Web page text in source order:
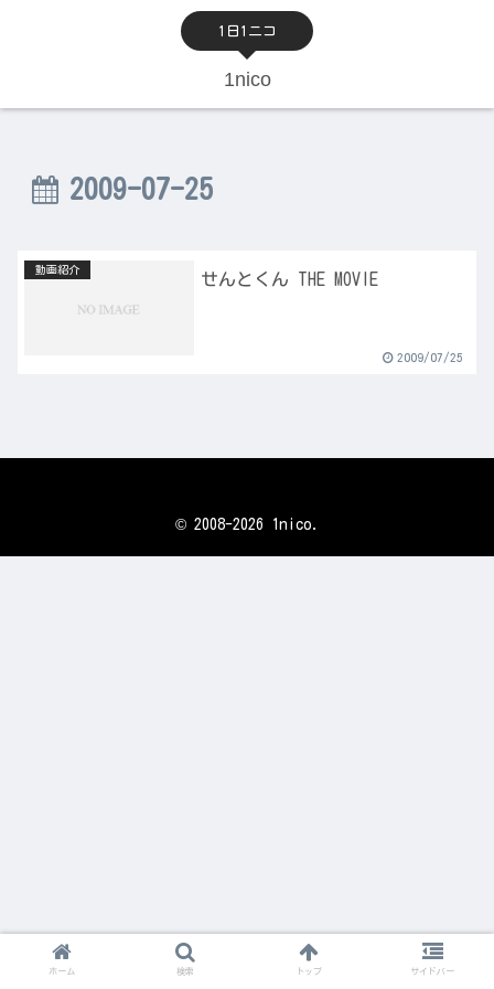
1日1ニコ
1nico
2009-07-25
動画紹介
せんとくん THE MOVIE
2009/07/25
© 2008-2026 1nico.
ホーム 検索 トップ サイドバー